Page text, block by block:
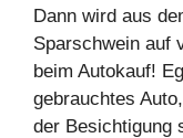
Dann wird aus
Sparschwein auf
beim Autokauf!
gebrauchtes
der Besichtigung